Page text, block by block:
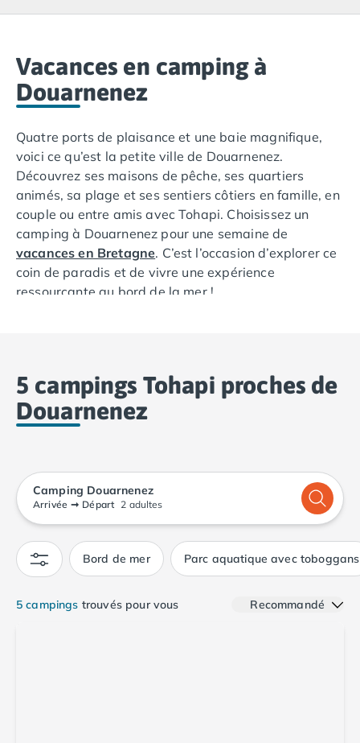
Camping Les Landes
Camping Biscarrosse
Camping Capbreton
Camping Messanges
Camping Moliets et Maa
Camping Sanguinet
Camping Seignosse
Camping Vieux Boucau les Bains
Camping Pyrénées Atlantiques
Camping Bayonne
Camping Biarritz
Camping Bidart
Camping Cabourg
Camping Caen
Camping Honfleur
Camping Manche
Camping Mont Saint Michel
Camping Bretagne
Camping Côtes d'Armor
Camping Erquy
Camping Saint-Cast-le-Guildo
Camping Finistère
Vacances en camping à
Douarnenez
Quatre ports de plaisance et une baie magnifique,
voici ce qu’est la petite ville de Douarnenez.
Découvrez ses maisons de pêche, ses quartiers
animés, sa plage et ses sentiers côtiers en famille, en
couple ou entre amis avec Tohapi. Choisissez un
camping à Douarnenez pour une semaine de
vacances en Bretagne. C’est l’occasion d’explorer ce
coin de paradis et de vivre une expérience
ressourçante au bord de la mer !
5 campings Tohapi proches de
Douarnenez
Camping Douarnenez
Arrivée ➞ Départ 2 adultes
Bord de mer Parc aquatique avec toboggans
5 campings trouvés pour vous Recommandé